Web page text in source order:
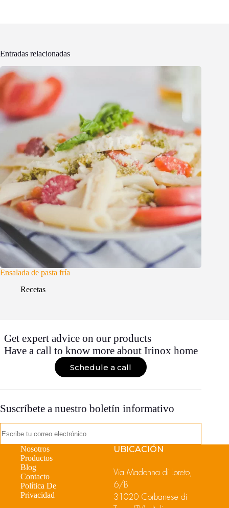
Entradas relacionadas
Ensalada de pasta fría
Recetas
Get expert advice on our products
Have a call to know more about Irinox home
Schedule a call
Suscríbete a nuestro boletín informativo
Nosotros
Productos
Blog
Contacto
Política De
Privacidad
UBICACIÓN
Via Madonna di Loreto,
6/B
31020 Corbanese di